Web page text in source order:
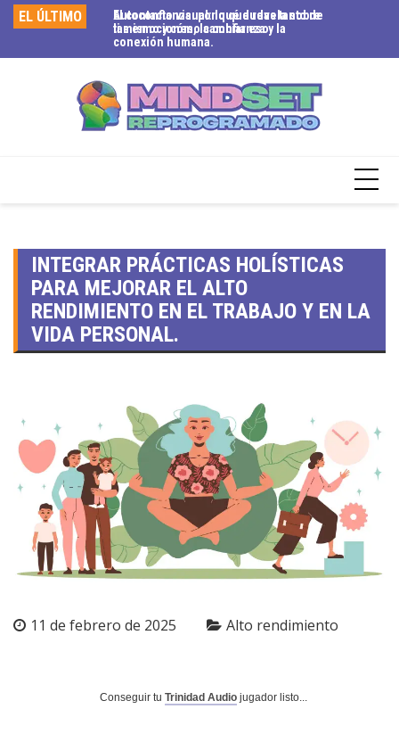
EL ÚLTIMO
El contacto visual: lo que revela sobre
las emociones, la confianza y la
conexión humana.
Autoconfianza: por qué dudas tanto de
ti mismo y cómo cambiar eso.
INTEGRAR PRÁCTICAS HOLÍSTICAS
PARA MEJORAR EL ALTO
RENDIMIENTO EN EL TRABAJO Y EN LA
VIDA PERSONAL.
11 de febrero de 2025 Alto rendimiento
Conseguir tu Trinidad Audio jugador listo...